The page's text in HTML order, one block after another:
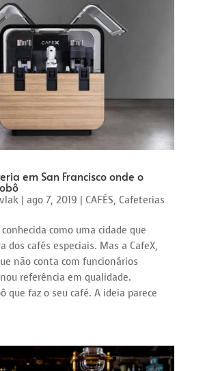
em San Francisco onde o
| ago 7, 2019 | CAFÉS, Cafeterias
como uma cidade que
dos cafés especiais. Mas a CafeX,
não conta com funcionários
referência em qualidade.
que faz o seu café. A ideia parece